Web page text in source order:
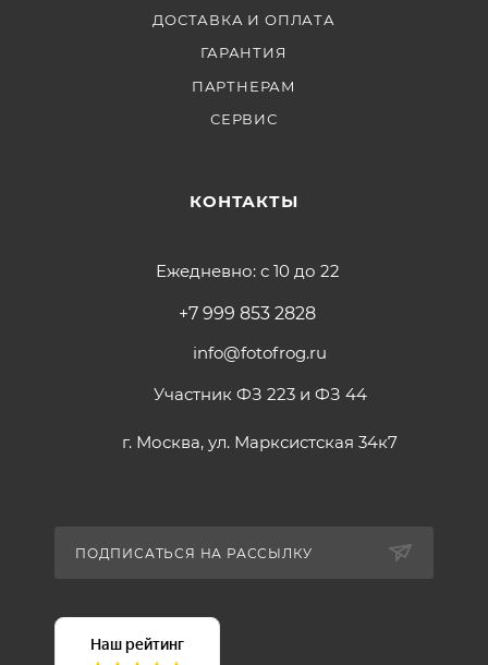
ДОСТАВКА И ОПЛАТА
ГАРАНТИЯ
ПАРТНЕРАМ
СЕРВИС
КОНТАКТЫ
Ежедневно: с 10 до 22
+7 999 853 2828
info@fotofrog.ru
Участник ФЗ 223 и ФЗ 44
г. Москва, ул. Марксистская 34к7
ПОДПИСАТЬСЯ НА РАССЫЛКУ